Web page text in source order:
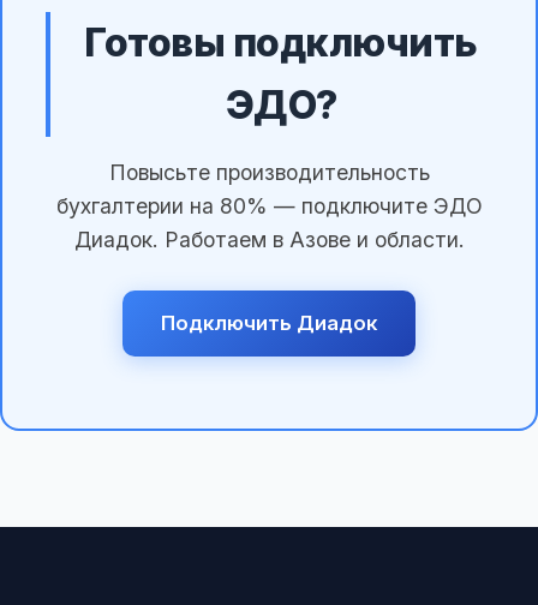
Готовы подключить
ЭДО?
Повысьте производительность
бухгалтерии на 80% — подключите ЭДО
Диадок. Работаем в Азове и области.
Подключить Диадок